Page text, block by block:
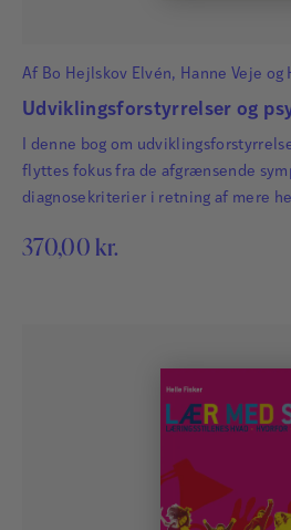
Af Bo Hejlskov Elvén, Hanne Veje og
Udviklingsforstyrrelser og
I denne bog om
flyttes fokus fra de afgrænsende
diagnosekriterier i retning af mere
med i hverdagen. Et af bogens mål er
370,00 kr.